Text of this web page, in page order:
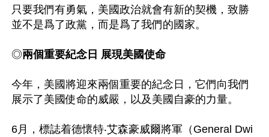
只要我們有勇氣，美國政治就會有新的契機，致勝
並不是爲了政黨，而是爲了我們的國家。
◎兩個重要紀念日 展現美國使命
今年，美國將迎來兩個重要的紀念日，它們向我們
展示了美國使命的威嚴，以及美國自豪的力量。
6月，標誌着德懷特‧艾森豪威爾將軍（General Dwi